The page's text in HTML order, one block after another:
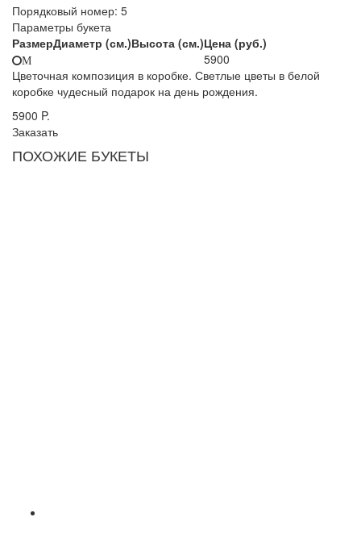
Порядковый номер: 5
Параметры букета
РазмерДиаметр (см.)Высота (см.)Цена (руб.)
M
5900
Цветочная композиция в коробке. Светлые цветы в белой
коробке чудесный подарок на день рождения.
5900 P.
Заказать
ПОХОЖИЕ БУКЕТЫ